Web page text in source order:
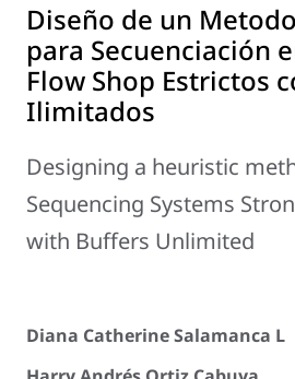
Diseño de un
para Secuenciación
Flow Shop Estrictos
Ilimitados
Designing a heuristic
Sequencing Systems
with Buffers Unlimited
Diana Catherine Salamanca L